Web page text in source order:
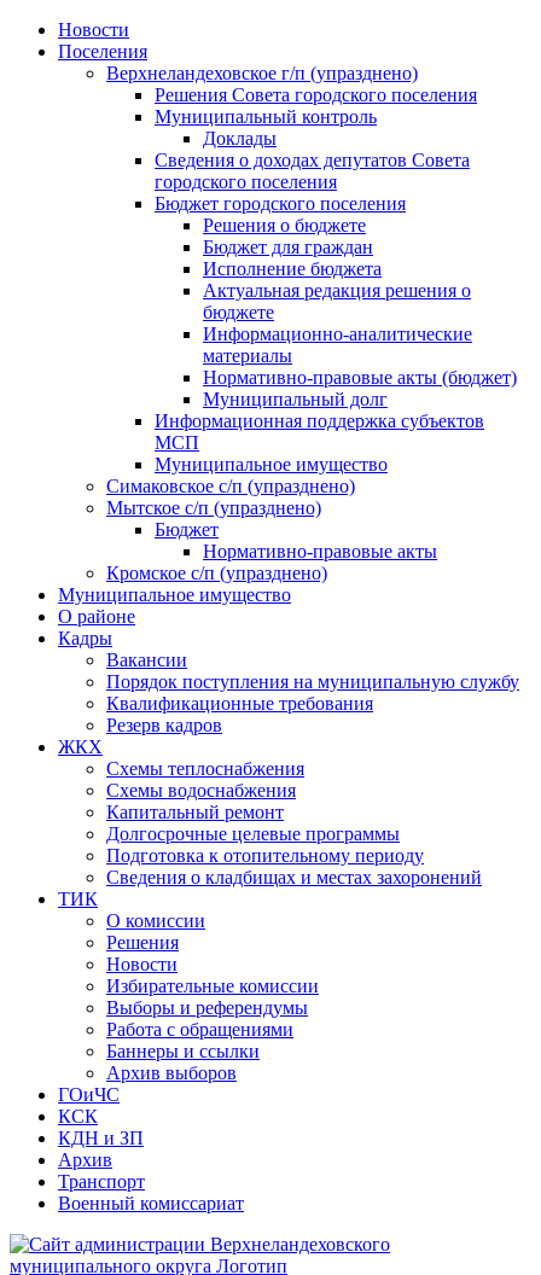
Skip
Новости
Поселения
Верхнеландеховское г/п (упразднено)
Решения Совета городского поселения
Муниципальный контроль
Доклады
Сведения о доходах депутатов Совета
городского поселения
Бюджет городского поселения
Решения о бюджете
Бюджет для граждан
Исполнение бюджета
Актуальная редакция решения о
бюджете
Информационно-аналитические
материалы
Нормативно-правовые акты (бюджет)
Муниципальный долг
Информационная поддержка субъектов
МСП
Муниципальное имущество
Симаковское с/п (упразднено)
Мытское с/п (упразднено)
Бюджет
Нормативно-правовые акты
Кромское с/п (упразднено)
Муниципальное имущество
О районе
Кадры
Вакансии
Порядок поступления на муниципальную службу
Квалификационные требования
Резерв кадров
ЖКХ
Схемы теплоснабжения
Схемы водоснабжения
Капитальный ремонт
Долгосрочные целевые программы
Подготовка к отопительному периоду
Сведения о кладбищах и местах захоронений
ТИК
О комиссии
Решения
Новости
Избирательные комиссии
Выборы и референдумы
Работа с обращениями
Баннеры и ссылки
Архив выборов
ГОиЧС
КСК
КДН и ЗП
Архив
Транспорт
Военный комиссариат